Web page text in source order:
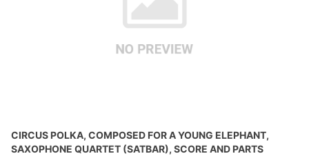
CIRCUS POLKA, COMPOSED FOR A YOUNG ELEPHANT,
SAXOPHONE QUARTET (SATBAR), SCORE AND PARTS